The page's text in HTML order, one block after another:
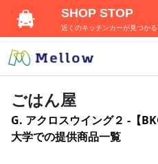
ごはん屋
G. アクロスウイング２ -【
大学での提供商品一覧
SHOP STOP
近くのキッチンカーが見つかる